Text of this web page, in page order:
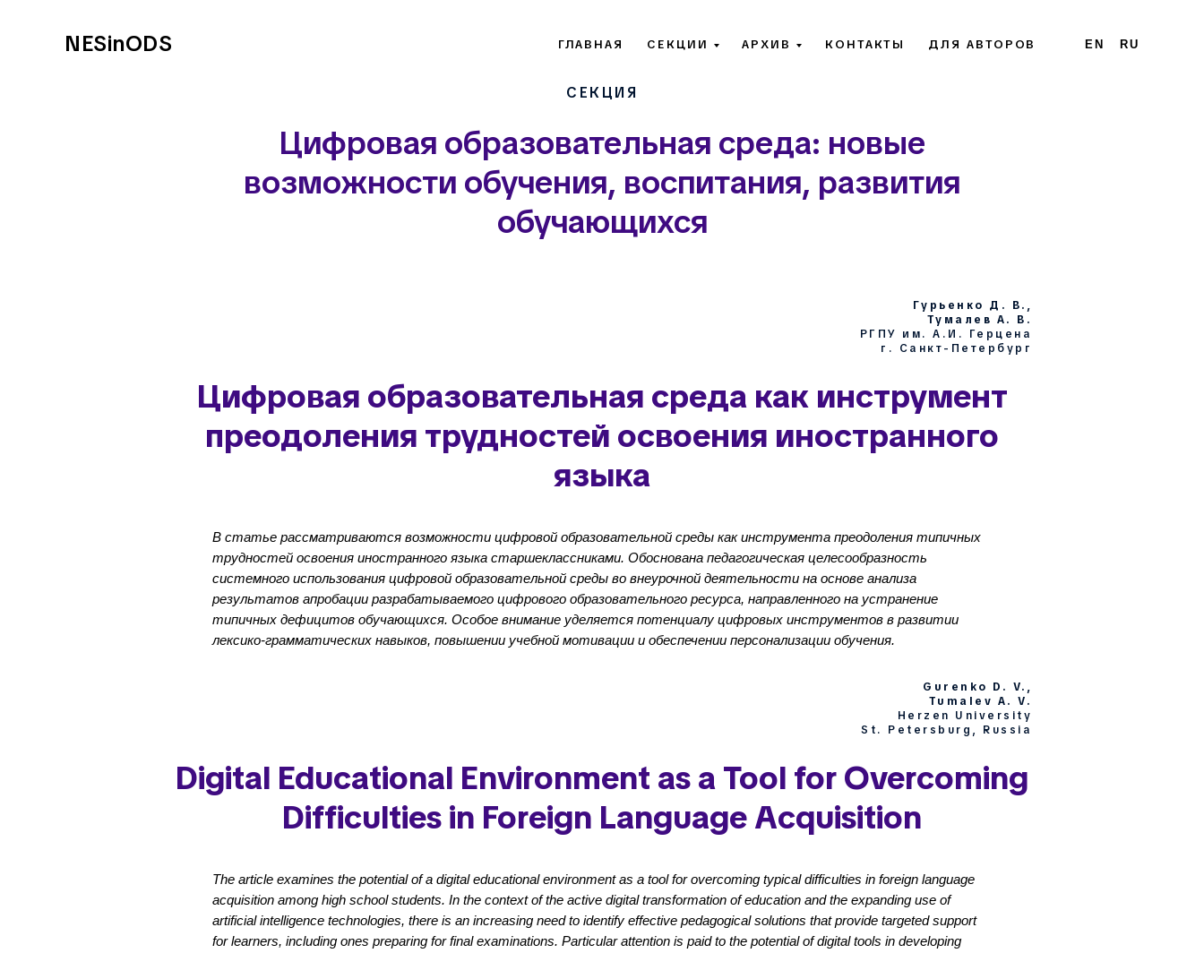
NESinODS ГЛАВНАЯ СЕКЦИИ АРХИВ КОНТАКТЫ ДЛЯ АВТОРОВ EN RU
СЕКЦИЯ
Цифровая образовательная среда: новые
возможности обучения, воспитания, развития
обучающихся
Гурьенко Д. В.,
Тумалев А. В.
РГПУ им. А.И. Герцена
г. Санкт-Петербург
Цифровая образовательная среда как инструмент
преодоления трудностей освоения иностранного
языка
В статье рассматриваются возможности цифровой образовательной среды как инструмента преодоления типичных
трудностей освоения иностранного языка старшеклассниками. Обоснована педагогическая целесообразность
системного использования цифровой образовательной среды во внеурочной деятельности на основе анализа
результатов апробации разрабатываемого цифрового образовательного ресурса, направленного на устранение
типичных дефицитов обучающихся. Особое внимание уделяется потенциалу цифровых инструментов в развитии
лексико-грамматических навыков, повышении учебной мотивации и обеспечении персонализации обучения.
Gurenko D. V.,
Tumalev A. V.
Herzen University
St. Petersburg, Russia
Digital Educational Environment as a Tool for Overcoming
Difficulties in Foreign Language Acquisition
The article examines the potential of a digital educational environment as a tool for overcoming typical difficulties in foreign language
acquisition among high school students. In the context of the active digital transformation of education and the expanding use of
artificial intelligence technologies, there is an increasing need to identify effective pedagogical solutions that provide targeted support
for learners, including ones preparing for final examinations. Particular attention is paid to the potential of digital tools in developing